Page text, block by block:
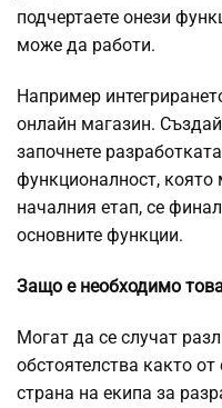
подчертаете онези
може да работи.
Например
онлайн магазин.
започнете
функционалност,
началния етап, се
основните функции.
Защо е необходимо
Могат да се случат
обстоятелства както
страна на екипа за